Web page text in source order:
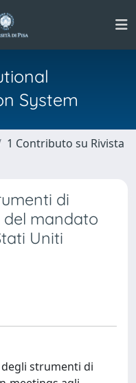
System
1 Contributo su Rivista
di
mandato
Uniti
strumenti di